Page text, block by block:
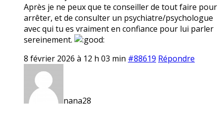
Après je ne peux que te conseiller de tout faire pour
arrêter, et de consulter un psychiatre/psychologue
avec qui tu es vraiment en confiance pour lui parler
sereinement.
8 février 2026 à 12 h 03 min #88619 Répondre
nana28